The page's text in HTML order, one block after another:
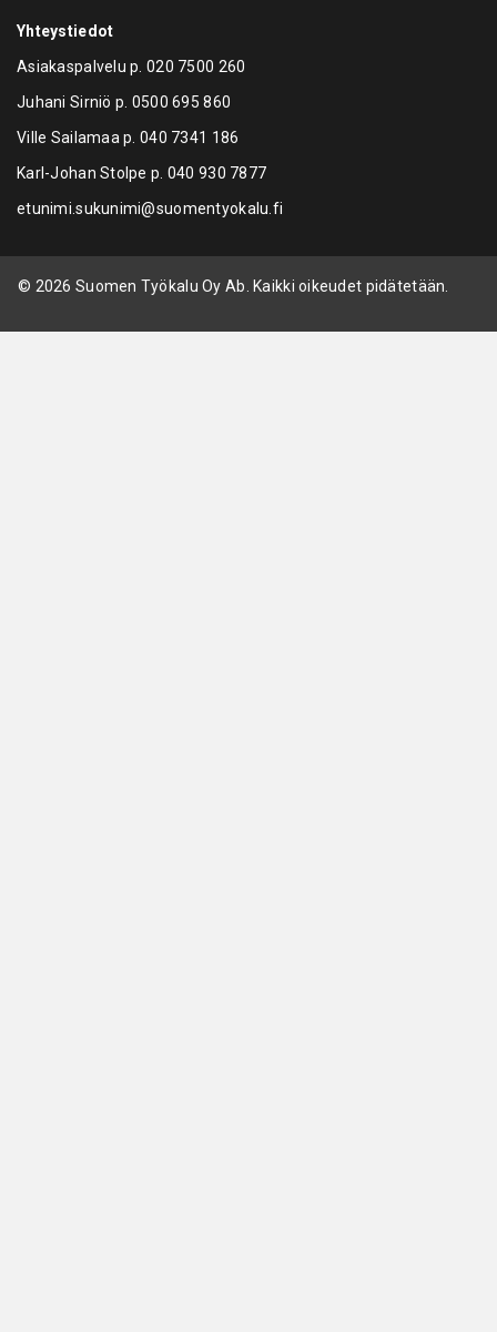
Yhteystiedot
Asiakaspalvelu p.020 7500 260
Juhani Sirniö p. 0500 695 860
Ville Sailamaa p.040 7341 186
Karl-Johan Stolpe p. 040 930 7877
etunimi.sukunimi@suomentyokalu.fi
© 2026 Suomen Työkalu Oy Ab. Kaikki oikeudet pidätetään.